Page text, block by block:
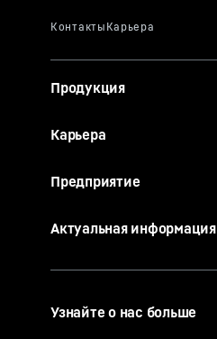
Продукция
Карьера
Предприятие
Актуальная информация
Узнайте о нас больше